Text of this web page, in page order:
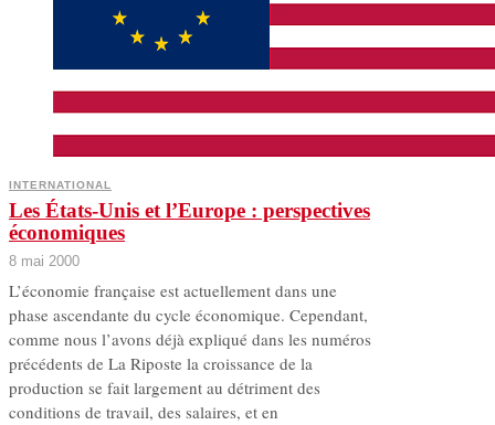
INTERNATIONAL
Les États-Unis et l’Europe : perspectives
économiques
8 mai 2000
L’économie française est actuellement dans une
phase ascendante du cycle économique. Cependant,
comme nous l’avons déjà expliqué dans les numéros
précédents de La Riposte la croissance de la
production se fait largement au détriment des
conditions de travail, des salaires, et en